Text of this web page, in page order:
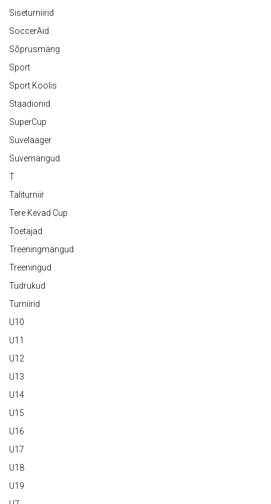
Siseturniirid
SoccerAid
Sõprusmäng
Sport
Sport Koolis
Staadionid
SuperCup
Suvelaager
Suvemängud
T
Taliturniir
Tere Kevad Cup
Toetajad
Treeningmängud
Treeningud
Tüdrukud
Turniirid
U10
U11
U12
U13
U14
U15
U16
U17
U18
U19